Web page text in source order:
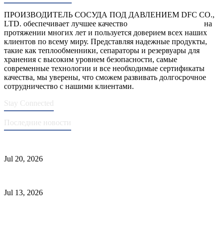
ПРОИЗВОДИТЕЛЬ СОСУДА ПОД ДАВЛЕНИЕМ DFC CO.,
LTD. обеспечивает лучшее качество
на
протяжении многих лет и пользуется доверием всех наших
клиентов по всему миру. Представляя надежные продукты,
такие как теплообменники, сепараторы и резервуары для
хранения с высоким уровнем безопасности, самые
современные технологии и все необходимые сертификаты
качества, мы уверены, что сможем развивать долгосрочное
сотрудничество с нашими клиентами.
Stay Connected
Последние новости
Jul 20, 2026
Jul 13, 2026